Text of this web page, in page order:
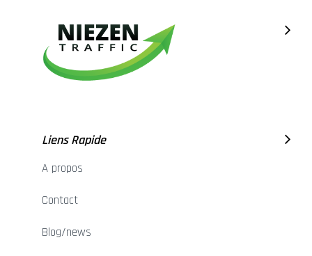
Liens Rapide
A propos
Contact
Blog/news